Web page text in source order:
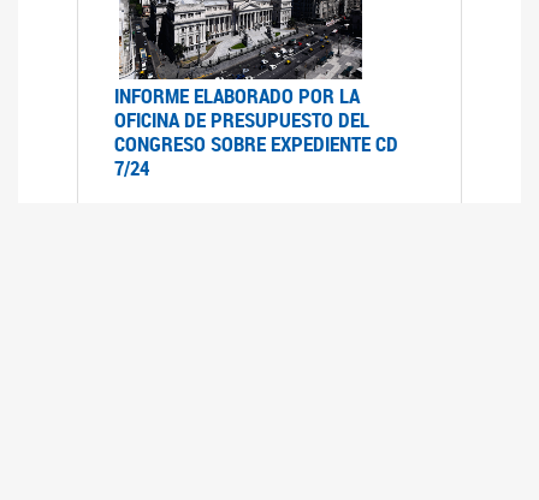
INFORME ELABORADO POR LA
OFICINA DE PRESUPUESTO DEL
CONGRESO SOBRE EXPEDIENTE CD
7/24